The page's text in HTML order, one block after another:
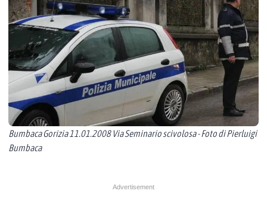
Bumbaca Gorizia 11.01.2008 Via Seminario scivolosa - Foto di Pierluigi
Bumbaca